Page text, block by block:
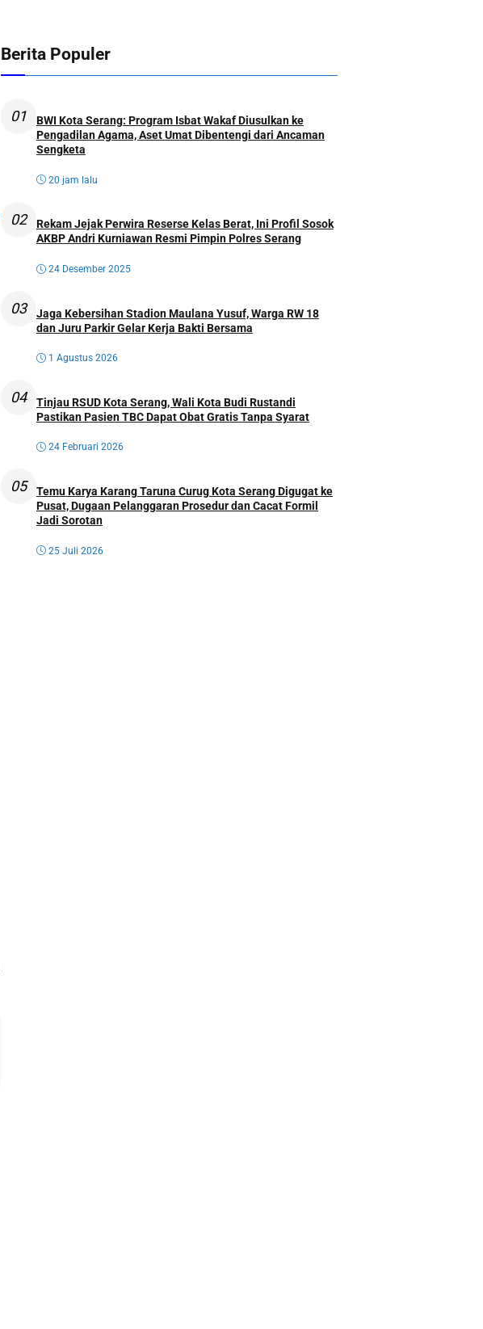
Berita Populer
01
BWI Kota Serang: Program Isbat Wakaf Diusulkan ke
Pengadilan Agama, Aset Umat Dibentengi dari Ancaman
Sengketa
20 jam lalu
02
Rekam Jejak Perwira Reserse Kelas Berat, Ini Profil Sosok
AKBP Andri Kurniawan Resmi Pimpin Polres Serang
24 Desember 2025
03
Jaga Kebersihan Stadion Maulana Yusuf, Warga RW 18
dan Juru Parkir Gelar Kerja Bakti Bersama
1 Agustus 2026
04
Tinjau RSUD Kota Serang, Wali Kota Budi Rustandi
Pastikan Pasien TBC Dapat Obat Gratis Tanpa Syarat
24 Februari 2026
05
Temu Karya Karang Taruna Curug Kota Serang Digugat ke
Pusat, Dugaan Pelanggaran Prosedur dan Cacat Formil
Jadi Sorotan
25 Juli 2026